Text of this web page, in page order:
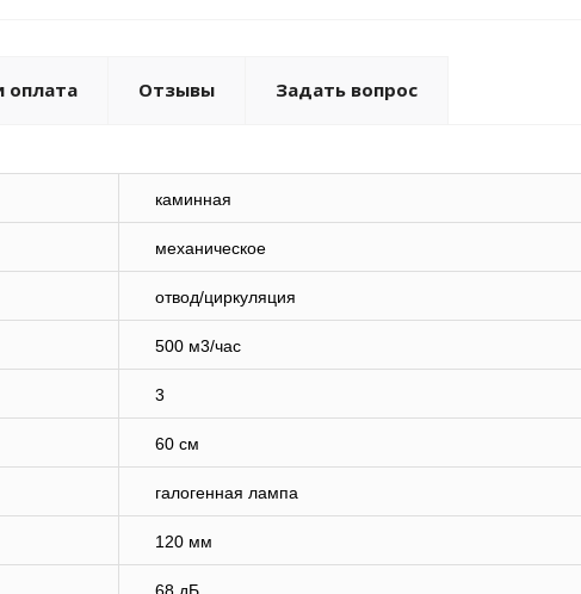
оплата Отзывы Задать вопрос
каминная
механическое
отвод/циркуляция
500 м3/час
3
60 см
галогенная лампа
120 мм